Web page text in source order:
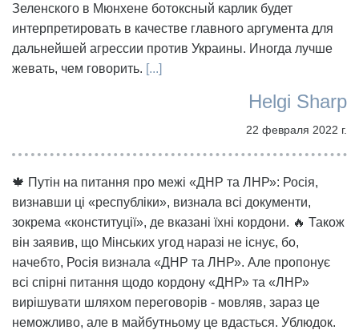
Зеленского в Мюнхене ботоксный карлик будет
интерпретировать в качестве главного аргумента для
дальнейшей агрессии против Украины. Иногда лучше
жевать, чем говорить. [...]
Helgi Sharp
22 февраля 2022 г.
🍁 Путін на питання про межі «ДНР та ЛНР»: Росія,
визнавши ці «республіки», визнала всі документи,
зокрема «конституції», де вказані їхні кордони. 🔥 Також
він заявив, що Мінських угод наразі не існує, бо,
начебто, Росія визнала «ДНР та ЛНР». Але пропонує
всі спірні питання щодо кордону «ДНР» та «ЛНР»
вирішувати шляхом переговорів - мовляв, зараз це
неможливо, але в майбутньому це вдасться. Ублюдок.